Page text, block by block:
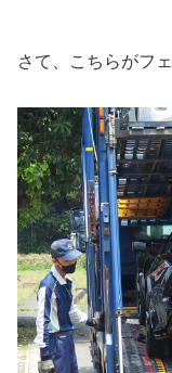
さて、こちらがフ